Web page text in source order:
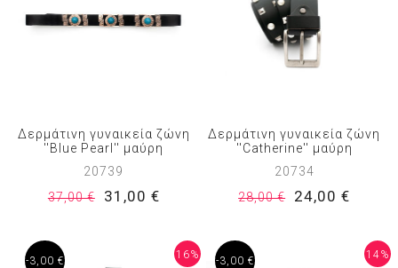
Δερμάτινη γυναικεία ζώνη
''Blue Pearl'' μαύρη
20739
37,00 €
31,00 €
Δερμάτινη γυναικεία ζώνη
''Catherine'' μαύρη
20734
28,00 €
24,00 €
16%
-3,00 € 14%
-3,00 €